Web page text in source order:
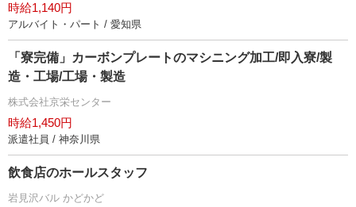
時給1,140円
アルバイト・パート / 愛知県
「寮完備」カーボンプレートのマシニング加工/即入寮/製
造・工場/工場・製造
株式会社京栄センター
時給1,450円
派遣社員 / 神奈川県
飲食店のホールスタッフ
見沢バル かどかど